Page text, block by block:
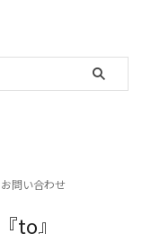
お問い合わせ
to』